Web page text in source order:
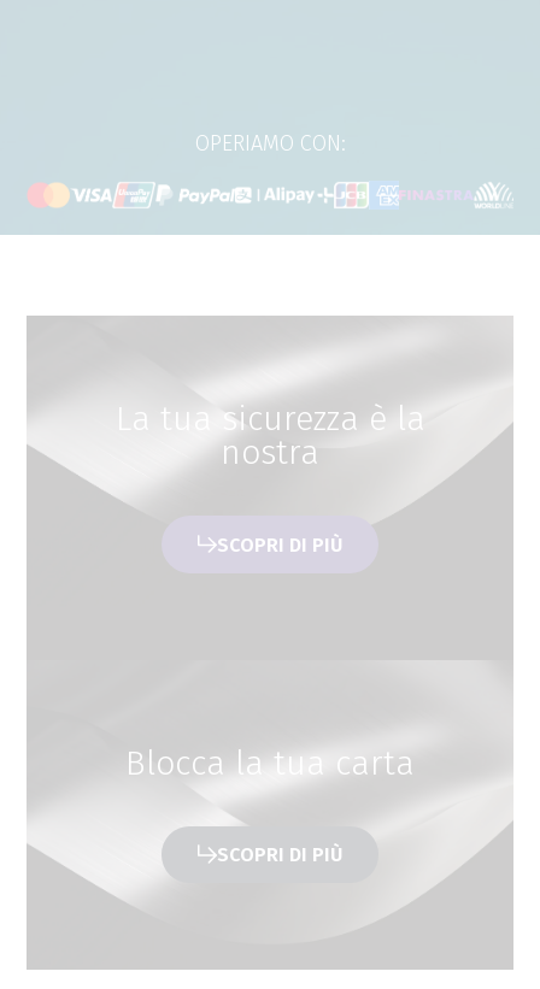
OPERIAMO CON:
La tua sicurezza è la
nostra
SCOPRI DI PIÙ
Blocca la tua carta
SCOPRI DI PIÙ